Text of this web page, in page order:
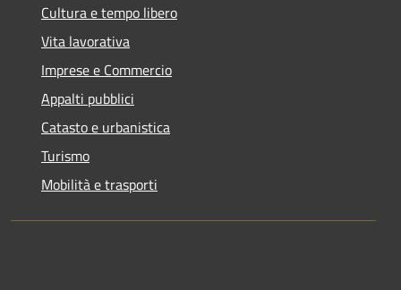
Cultura e tempo libero
Vita lavorativa
Imprese e Commercio
Appalti pubblici
Catasto e urbanistica
Turismo
Mobilità e trasporti